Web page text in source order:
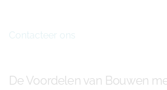
Contacteer ons
De Voordelen van Bouwen